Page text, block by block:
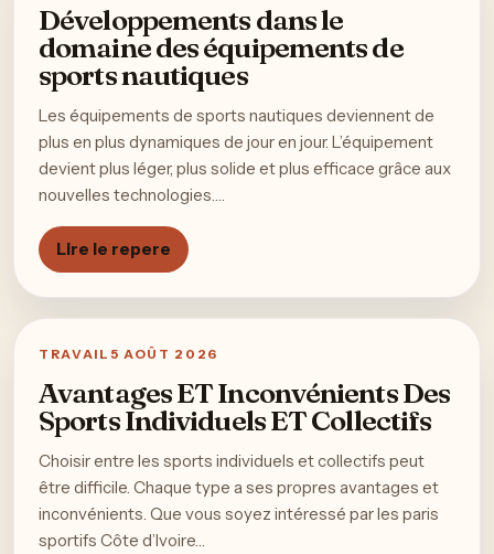
Développements dans le
domaine des équipements de
sports nautiques
Les équipements de sports nautiques deviennent de
plus en plus dynamiques de jour en jour. L’équipement
devient plus léger, plus solide et plus efficace grâce aux
nouvelles technologies.…
Lire le repere
TRAVAIL 5 AOÛT 2026
Avantages ET Inconvénients Des
Sports Individuels ET Collectifs
Choisir entre les sports individuels et collectifs peut
être difficile. Chaque type a ses propres avantages et
inconvénients. Que vous soyez intéressé par les paris
sportifs Côte d’Ivoire…